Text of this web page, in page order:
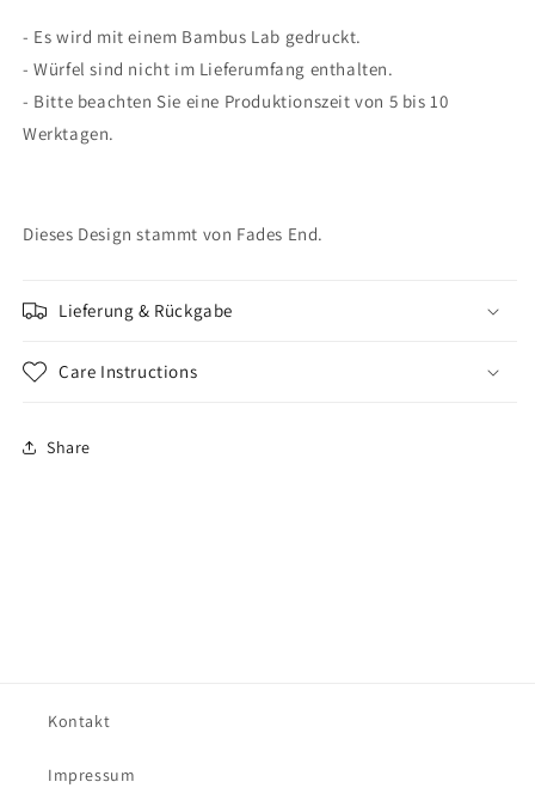
- Es wird mit einem Bambus Lab gedruckt.
- Würfel sind nicht im Lieferumfang enthalten.
- Bitte beachten Sie eine Produktionszeit von 5 bis 10
Werktagen.
Dieses Design stammt von Fades End.
Lieferung & Rückgabe
Care Instructions
Share
Kontakt
Impressum